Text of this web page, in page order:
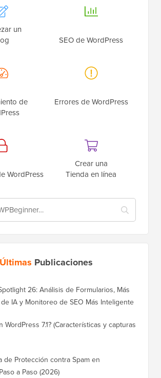
un
SEO de WordPress
de
Errores de WordPress
WordPress
Crear una
Tienda en línea
Últimas Publicaciones
26: Análisis de Formularios, Más
IA y Monitoreo de SEO Más Inteligente
WordPress 7.1? (Características y capturas
de Protección contra Spam en
a Paso (2026)